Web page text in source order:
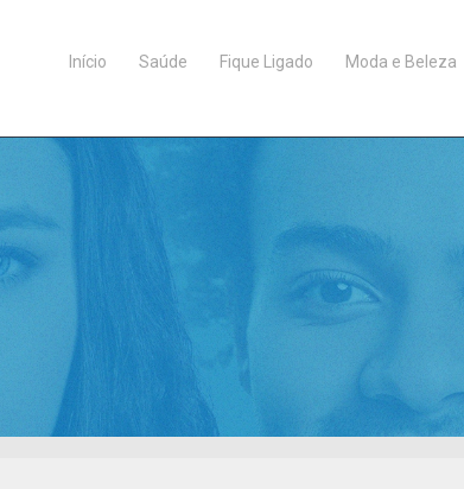
Início Saúde Fique Ligado Moda e Beleza